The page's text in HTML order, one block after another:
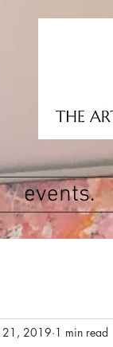
events.
21, 2019 1 min read